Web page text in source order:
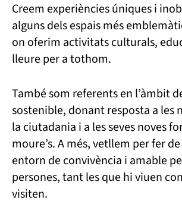
Creem experiències úniques i
alguns dels espais més
on oferim activitats culturals,
lleure per a tothom.
També som referents en l’àmbit
sostenible, donant resposta a les
la ciutadania i a les seves noves
moure’s. A més, vetllem per fer
entorn de convivència i amable
persones, tant les que hi viuen
visiten.